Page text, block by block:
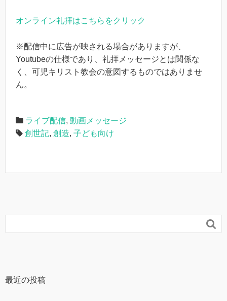
オンライン礼拝はこちらをクリック
※配信中に広告が映される場合がありますが、
Youtubeの仕様であり、礼拝メッセージとは関係な
く、可児キリスト教会の意図するものではありませ
ん。
ライブ配信, 動画メッセージ
創世記, 創造, 子ども向け

最近の投稿